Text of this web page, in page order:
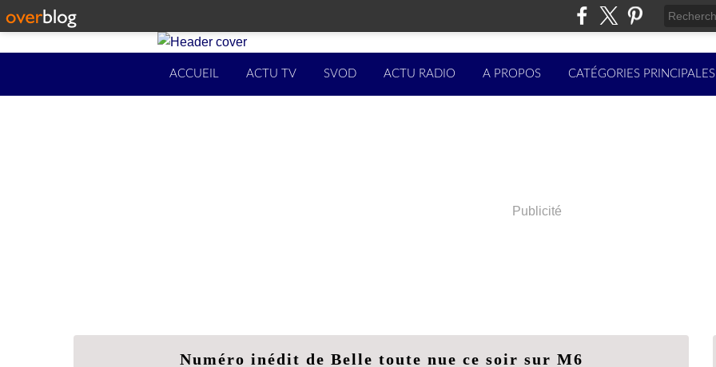
ACCUEIL ACTU TV SVOD ACTU RADIO A PROPOS CATÉGORIES PRINCIPALES
Publicité
Numéro inédit de Belle toute nue ce soir sur M6